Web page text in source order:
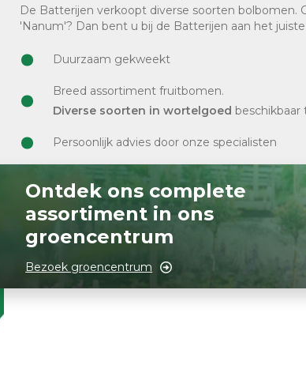
De Batterijen verkoopt diverse soorten bolbomen.
'Nanum'? Dan bent u bij de Batterijen aan het juiste
Duurzaam gekweekt
Breed assortiment fruitbomen.
Diverse soorten in wortelgoed beschikbaar
Persoonlijk advies door onze specialisten
Ontdek ons complete
assortiment in ons
groencentrum
Bezoek groencentrum